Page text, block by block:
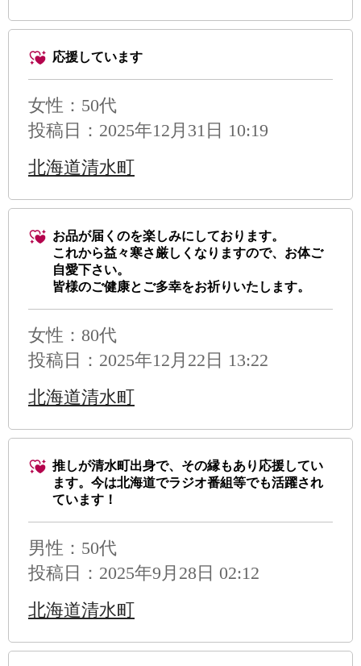
応援しています
女性：50代
投稿日：2025年12月31日 10:19
北海道清水町
お品が届くのを楽しみにしております。
これから益々寒さ厳しくなりますので、お体ご
自愛下さい。
皆様のご健康とご多幸をお祈りいたします。
女性：80代
投稿日：2025年12月22日 13:22
北海道清水町
推しが清水町出身で、その縁もあり応援してい
ます。今は北海道でラジオ番組等でも活躍され
ています！
男性 ：50代
投稿日：2025年9月28日 02:12
北海道清水町